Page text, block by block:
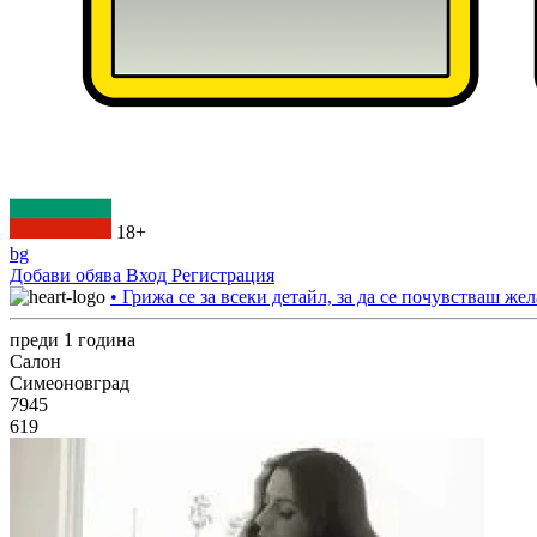
18+
bg
Добави обява Вход Регистрация
• Грижа се за всеки детайл, за да се почувстваш
преди 1 година
Салон
Симеоновград
7945
619